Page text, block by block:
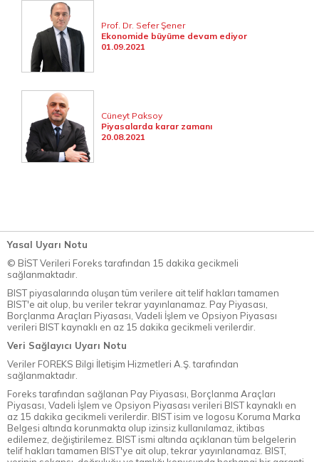
Prof. Dr. Sefer Şener
Ekonomide büyüme devam ediyor
01.09.2021
Cüneyt Paksoy
Piyasalarda karar zamanı
20.08.2021
Yasal Uyarı Notu
© BİST Verileri Foreks tarafından 15 dakika gecikmeli
sağlanmaktadır.
BIST piyasalarında oluşan tüm verilere ait telif hakları tamamen
BIST'e ait olup, bu veriler tekrar yayınlanamaz. Pay Piyasası,
Borçlanma Araçları Piyasası, Vadeli İşlem ve Opsiyon Piyasası
verileri BIST kaynaklı en az 15 dakika gecikmeli verilerdir.
Veri Sağlayıcı Uyarı Notu
Veriler FOREKS Bilgi İletişim Hizmetleri A.Ş. tarafından
sağlanmaktadır.
Foreks tarafından sağlanan Pay Piyasası, Borçlanma Araçları
Piyasası, Vadeli İşlem ve Opsiyon Piyasası verileri BIST kaynaklı en
az 15 dakika gecikmeli verilerdir. BIST isim ve logosu Koruma Marka
Belgesi altında korunmakta olup izinsiz kullanılamaz, iktibas
edilemez, değiştirilemez. BIST ismi altında açıklanan tüm belgelerin
telif hakları tamamen BIST'ye ait olup, tekrar yayınlanamaz. BIST,